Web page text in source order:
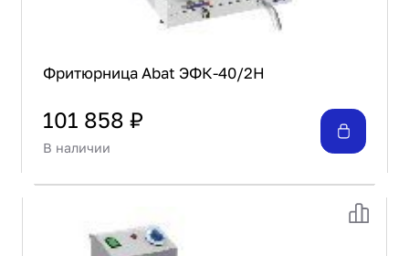
Фритюрница Abat ЭФК-40/2Н
101 858 ₽
В наличии